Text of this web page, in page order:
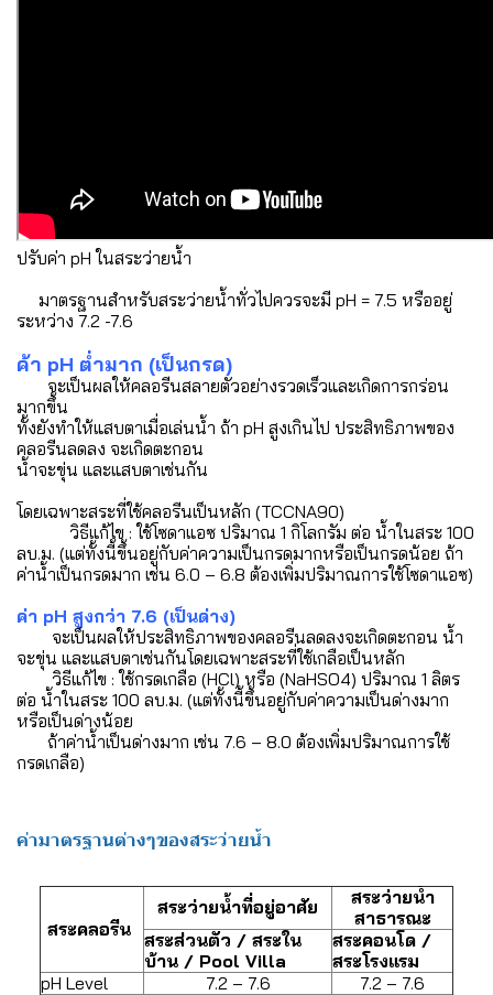
ปรับค่า pH ในสระว่ายน้ำ
มาตรฐานสำหรับสระว่ายน้ำทั่วไปควรจะมี pH = 7.5 หรืออยู่
ระหว่าง 7.2 -7.6
ค้า pH ต่ำมาก (เป็นกรด)
จะเป็นผลให้คลอรีนสลายตัวอย่างรวดเร็วและเกิดการกร่อน
มากขึ้น
ทั้งยังทำให้แสบตาเมื่อเล่นน้ำ ถ้า pH สูงเกินไป ประสิทธิภาพของ
คลอรีนลดลง จะเกิดตะกอน
น้ำจะขุ่น และแสบตาเช่นกัน
โดยเฉพาะสระที่ใช้คลอรีนเป็นหลัก (TCCNA90)
วิธีแก้ไข : ใช้โซดาแอซ ปริมาณ 1 กิโลกรัม ต่อ น้ำในสระ 100
ลบ.ม. (แต่ทั้งนี้ขึ้นอยู่กับค่าความเป็นกรดมากหรือเป็นกรดน้อย ถ้า
ค่าน้ำเป็นกรดมาก เช่น 6.0 – 6.8 ต้องเพิ่มปริมาณการใช้โซดาแอซ)
ค่า pH สูงกว่า 7.6 (เป็นด่าง)
จะเป็นผลให้ประสิทธิภาพของคลอรีนลดลงจะเกิดตะกอน น้ำ
จะขุ่น และแสบตาเช่นกันโดยเฉพาะสระที่ใช้เกลือเป็นหลัก
วิธีแก้ไข : ใช้กรดเกลือ (HCl) หรือ (NaHSO4) ปริมาณ 1 ลิตร
ต่อ น้ำในสระ 100 ลบ.ม. (แต่ทั้งนี้ขึ้นอยู่กับค่าความเป็นด่างมาก
หรือเป็นด่างน้อย
ถ้าค่าน้ำเป็นด่างมาก เช่น 7.6 – 8.0 ต้องเพิ่มปริมาณการใช้
กรดเกลือ)
ค่ามาตรฐานต่างๆของสระว่ายน้ำ
สระคลอรีน
สระว่ายน้ำที่อยู่อาศัย
สระว่ายน้ำ
สาธารณะ
สระส่วนตัว / สระใน
บ้าน / Pool Villa
สระคอนโด /
สระโรงแรม
pH Level
7.2 – 7.6
7.2 – 7.6